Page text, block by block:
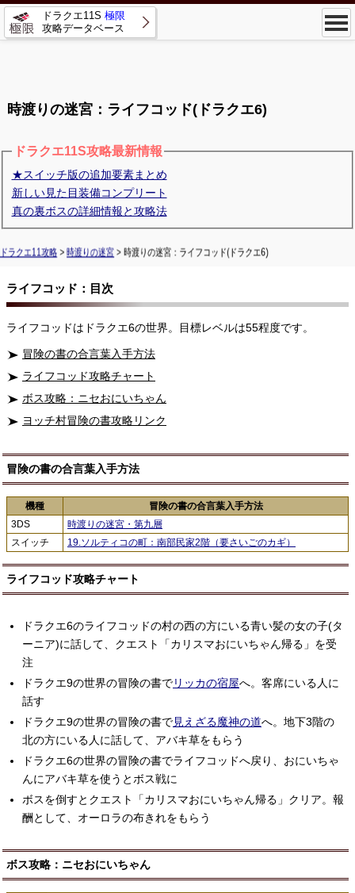
ドラクエ11S 極限
攻略データベース
時渡りの迷宮：ライフコッド(ドラクエ6)
ドラクエ11S攻略最新情報
★スイッチ版の追加要素まとめ
新しい見た目装備コンプリート
真の裏ボスの詳細情報と攻略法
ドラクエ11攻略 > 時渡りの迷宮 > 時渡りの迷宮：ライフコッド(ドラクエ6)
ライフコッド：目次
ライフコッドはドラクエ6の世界。目標レベルは55程度です。
冒険の書の合言葉入手方法
ライフコッド攻略チャート
ボス攻略：ニセおにいちゃん
ヨッチ村冒険の書攻略リンク
冒険の書の合言葉入手方法
機種
冒険の書の合言葉入手方法
3DS
時渡りの迷宮・第九層
スイッチ
19.ソルティコの町：南部民家2階（要さいごのカギ）
ライフコッド攻略チャート
ドラクエ6のライフコッドの村の西の方にいる青い髪の女の子(タ
ーニア)に話して、クエスト「カリスマおにいちゃん帰る」を受
注
ドラクエ9の世界の冒険の書でリッカの宿屋へ。客席にいる人に
話す
ドラクエ9の世界の冒険の書で見えざる魔神の道へ。地下3階の
北の方にいる人に話して、アバキ草をもらう
ドラクエ6の世界の冒険の書でライフコッドへ戻り、おにいちゃ
んにアバキ草を使うとボス戦に
ボスを倒すとクエスト「カリスマおにいちゃん帰る」クリア。報
酬として、オーロラの布きれをもらう
ボス攻略：ニセおにいちゃん